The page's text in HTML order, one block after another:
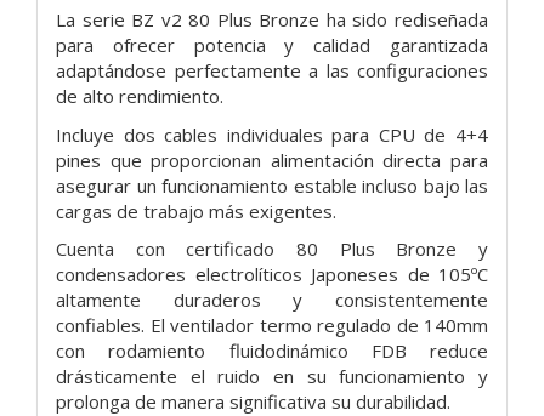
La serie BZ v2 80 Plus Bronze ha sido rediseñada
para ofrecer potencia y calidad garantizada
adaptándose perfectamente a las configuraciones
de alto rendimiento.
Incluye dos cables individuales para CPU de 4+4
pines que proporcionan alimentación directa para
asegurar un funcionamiento estable incluso bajo las
cargas de trabajo más exigentes.
Cuenta con certificado 80 Plus Bronze y
condensadores electrolíticos Japoneses de 105ºC
altamente duraderos y consistentemente
confiables. El ventilador termo regulado de 140mm
con rodamiento fluidodinámico FDB reduce
drásticamente el ruido en su funcionamiento y
prolonga de manera significativa su durabilidad.